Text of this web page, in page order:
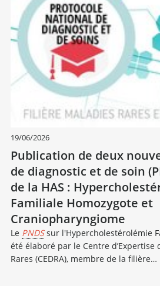
19/06/2026
Publication de deux
de diagnostic et de soin
de la HAS :
Familiale Homozygote et
Craniopharyngiome
Le PNDSsur l'Hypercholestérolémie
été élaboré par le Centre d’Expertise
Rares (CEDRA), membre de la filière…